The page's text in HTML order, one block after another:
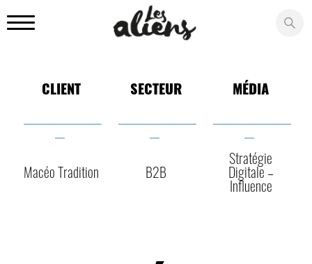
CLIENT SECTEUR
MÉDIA
Macéo Tradition B2B
Stratégie
Digitale –
Influence